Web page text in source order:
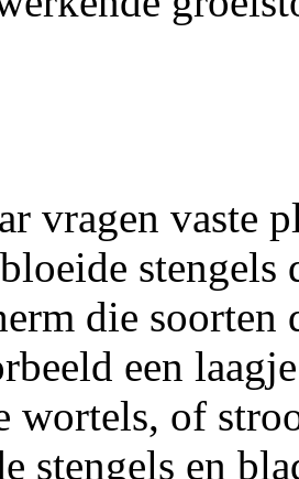
vragen vaste
die
een
wortels, of
stengels en